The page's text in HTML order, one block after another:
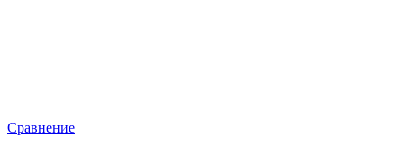
Сравнение